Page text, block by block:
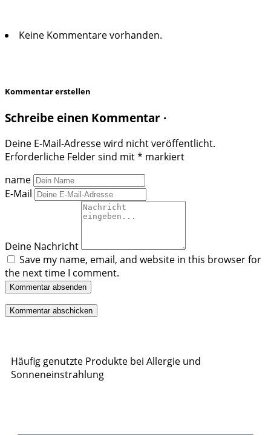
Keine Kommentare vorhanden.
Kommentar erstellen
Schreibe einen Kommentar ·
Deine E-Mail-Adresse wird nicht veröffentlicht.
Erforderliche Felder sind mit* markiert
name
E-Mail
Deine Nachricht
Save my name, email, and website in this browser for
the next time I comment.
Kommentar absenden
Häufig genutzte Produkte bei Allergie und
Sonneneinstrahlung